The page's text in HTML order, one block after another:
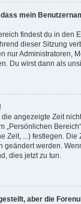
mein
findest du in den
dieser Sitzung
nur Administratoren,
Du wirst dann als
angezeigte Zeit
„Persönlichen
Zeit, ...) festlegen.
geändert werden.
dies jetzt zu tun.
aber die